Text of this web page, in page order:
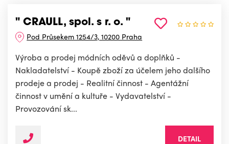
" CRAULL, spol. s r. o. "
Pod Průsekem 1254/3, 10200 Praha
Výroba a prodej módních oděvů a doplňků -
Nakladatelství - Koupě zboží za účelem jeho dalšího
prodeje a prodej - Realitní činnost - Agentážní
činnost v umění a kultuře - Vydavatelství -
Provozování sk...
DETAIL